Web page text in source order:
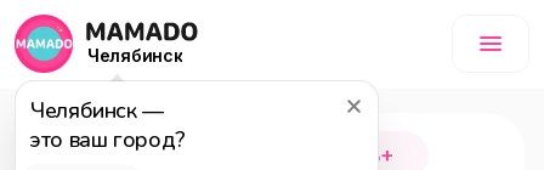
Челябинск
Челябинск—
это ваш город?
Магнитогорск 18+